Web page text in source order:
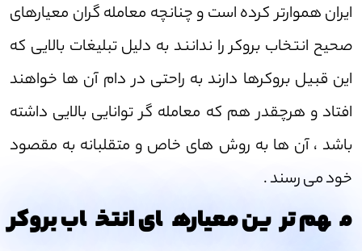
ایران هموارتر کرده است و چنانچه معامله گران معیارهای
صحیح انتخاب بروکر را ندانند به دلیل تبلیغات بالایی که
این قبیل بروکرها دارند به راحتی در دام آن ها خواهند
افتاد و هرچقدر هم که معامله گر توانایی بالایی داشته
باشد ، آن ها به روش های خاص و متقلبانه به مقصود
خود می رسند .
مهم ترین معیارهای انتخاب بروکر